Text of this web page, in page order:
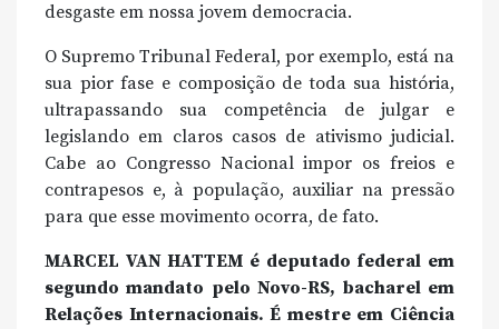
desgaste em nossa jovem democracia.
O Supremo Tribunal Federal, por exemplo, está na
sua pior fase e composição de toda sua história,
ultrapassando sua competência de julgar e
legislando em claros casos de ativismo judicial.
Cabe ao Congresso Nacional impor os freios e
contrapesos e, à população, auxiliar na pressão
para que esse movimento ocorra, de fato.
MARCEL VAN HATTEM é deputado federal em
segundo mandato pelo Novo-RS, bacharel em
Relações Internacionais. É mestre em Ciência